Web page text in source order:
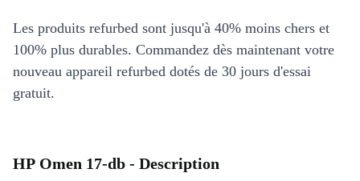
Les produits refurbed sont jusqu'à 40% moins chers et
100% plus durables. Commandez dès maintenant votre
nouveau appareil refurbed dotés de 30 jours d'essai
gratuit.
HP Omen 17-db - Description